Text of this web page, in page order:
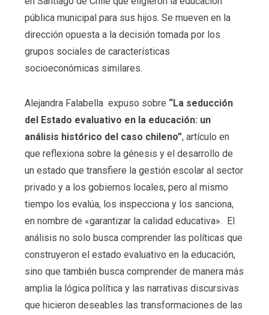
pública municipal para sus hijos. Se mueven en la
dirección opuesta a la decisión tomada por los
grupos sociales de características
socioeconómicas similares.
Alejandra Falabella expuso sobre “La seducción
del Estado evaluativo en la educación: un
análisis histórico del caso chileno”, artículo en
que reflexiona sobre la génesis y el desarrollo de
un estado que transfiere la gestión escolar al sector
privado y a los gobiernos locales, pero al mismo
tiempo los evalúa, los inspecciona y los sanciona,
en nombre de «garantizar la calidad educativa». El
análisis no solo busca comprender las políticas que
construyeron el estado evaluativo en la educación,
sino que también busca comprender de manera más
amplia la lógica política y las narrativas discursivas
que hicieron deseables las transformaciones de las